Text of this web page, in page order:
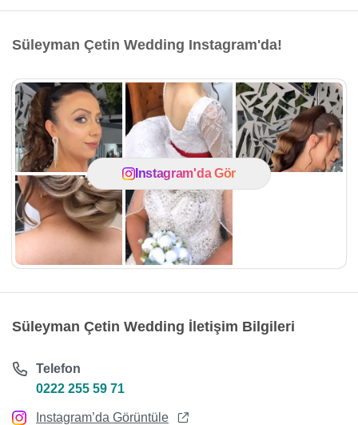
Süleyman Çetin Wedding Instagram'da!
Instagram'da Gör
Süleyman Çetin Wedding İletişim Bilgileri
Telefon
0222 255 59 71
Instagram’da Görüntüle